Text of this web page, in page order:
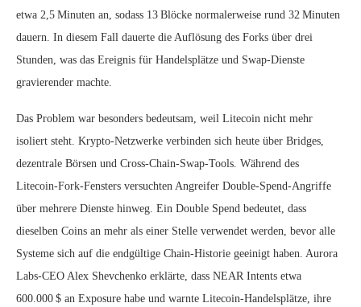
etwa 2,5 Minuten an, sodass 13 Blöcke normalerweise rund 32 Minuten
dauern. In diesem Fall dauerte die Auflösung des Forks über drei
Stunden, was das Ereignis für Handelsplätze und Swap‑Dienste
gravierender machte.
Das Problem war besonders bedeutsam, weil Litecoin nicht mehr
isoliert steht. Krypto‑Netzwerke verbinden sich heute über Bridges,
dezentrale Börsen und Cross‑Chain‑Swap‑Tools. Während des
Litecoin‑Fork‑Fensters versuchten Angreifer Double‑Spend‑Angriffe
über mehrere Dienste hinweg. Ein Double Spend bedeutet, dass
dieselben Coins an mehr als einer Stelle verwendet werden, bevor alle
Systeme sich auf die endgültige Chain‑Historie geeinigt haben. Aurora
Labs‑CEO Alex Shevchenko erklärte, dass NEAR Intents etwa
600.000 $ an Exposure habe und warnte Litecoin‑Handelsplätze, ihre